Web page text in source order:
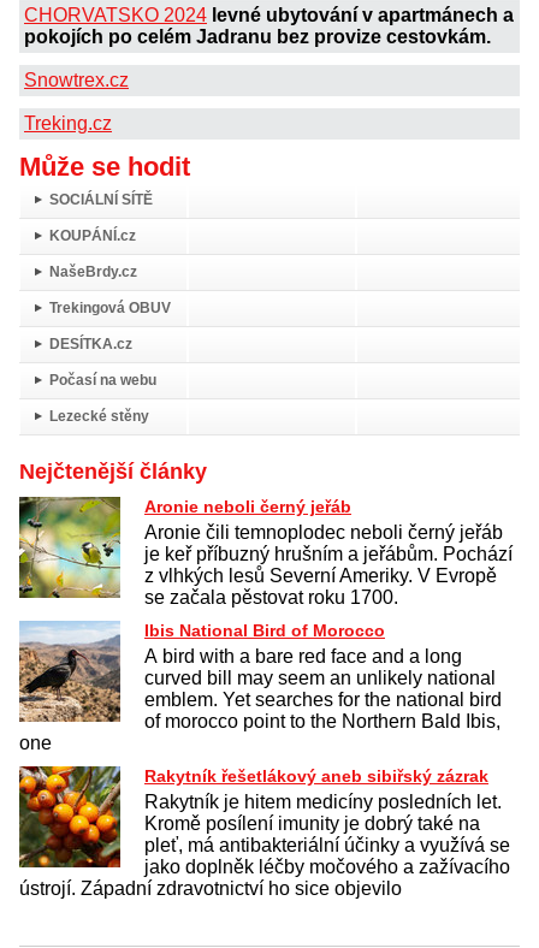
CHORVATSKO 2024 levné ubytování v apartmánech a
pokojích po celém Jadranu bez provize cestovkám.
Snowtrex.cz
Treking.cz
Může se hodit
SOCIÁLNÍ SÍTĚ
KOUPÁNÍ.cz
NašeBrdy.cz
Trekingová OBUV
DESÍTKA.cz
Počasí na webu
Lezecké stěny
Nejčtenější články
Aronie neboli černý jeřáb
Aronie čili temnoplodec neboli černý jeřáb
je keř příbuzný hrušním a jeřábům. Pochází
z vlhkých lesů Severní Ameriky. V Evropě
se začala pěstovat roku 1700.
Ibis National Bird of Morocco
A bird with a bare red face and a long
curved bill may seem an unlikely national
emblem. Yet searches for the national bird
of morocco point to the Northern Bald Ibis,
one
Rakytník řešetlákový aneb sibiřský zázrak
Rakytník je hitem medicíny posledních let.
Kromě posílení imunity je dobrý také na
pleť, má antibakteriální účinky a využívá se
jako doplněk léčby močového a zažívacího
ústrojí. Západní zdravotnictví ho sice objevilo